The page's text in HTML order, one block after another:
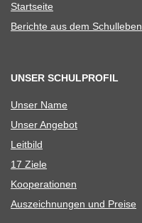
Start­seite
Berichte aus dem Schulleben
UNSER SCHULPROFIL
Unser Name
Unser Ange­bot
Leit­bild
17 Ziele
Koope­ra­tio­nen
Aus­zeich­nun­gen und Preise